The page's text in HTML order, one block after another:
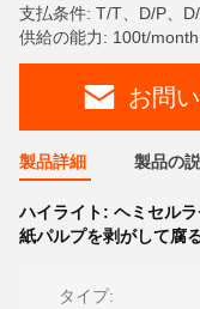
支払条件: T/T、D/P、
供給の能力: 100t/month
お問
製品詳細 製品の
ハイライト: ヘミセル
紙パルプを剥がして腐
タイプ: